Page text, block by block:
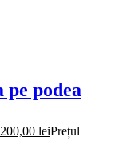
podea
200,00 leiPrețul